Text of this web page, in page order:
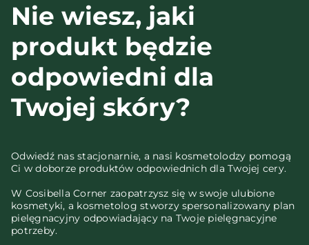
Nie wiesz, jaki
produkt będzie
odpowiedni dla
Twojej skóry?
Odwiedź nas stacjonarnie, a nasi kosmetolodzy pomogą
Ci w doborze produktów odpowiednich dla Twojej cery.
W Cosibella Corner zaopatrzysz się w swoje ulubione
kosmetyki, a kosmetolog stworzy spersonalizowany plan
pielęgnacyjny odpowiadający na Twoje pielęgnacyjne
potrzeby.